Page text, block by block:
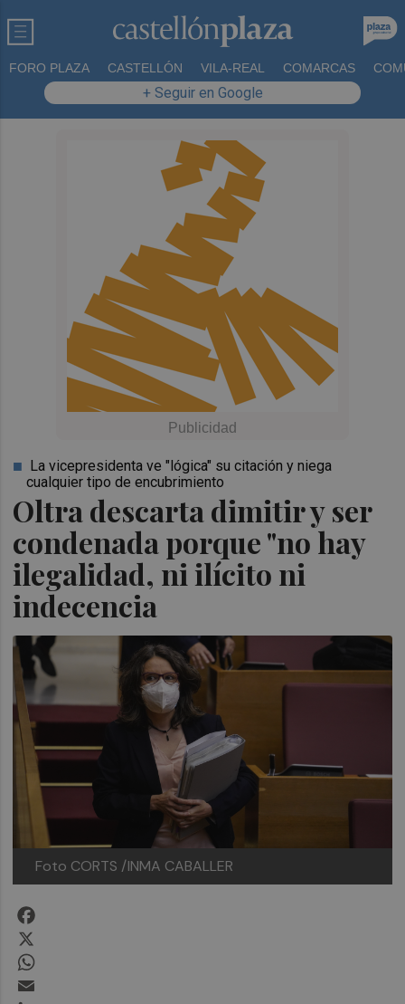
FORO PLAZA CASTELLÓN VILA-REAL COMARCAS
+ Seguir en Google
Oltra descarta dimitir y ser
condenada porque "no hay
ilegalidad, ni ilícito ni
indecencia
La vicepresidenta ve "lógica" su citación y niega
cualquier tipo de encubrimiento
Foto CORTS /INMA CABALLER